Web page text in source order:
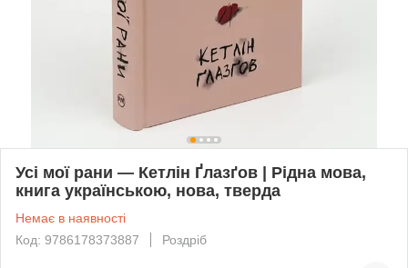
Усі мої рани — Кетлін Ґлазґов | Рідна мова,
книга українською, нова, тверда
Немає в наявності
Код: 9786178373887
Роздріб